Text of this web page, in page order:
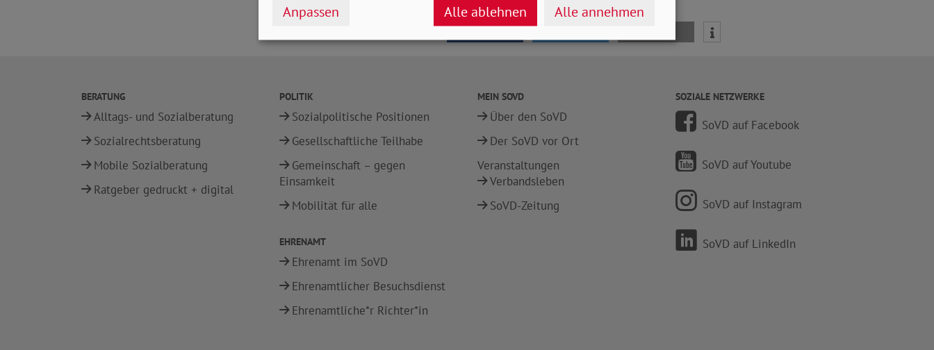
BERATUNG
Alltags- und Sozialberatung
Sozialrechtsberatung
Mobile Sozialberatung
Ratgeber gedruckt + digital
POLITIK
Sozialpolitische Positionen
Gesellschaftliche Teilhabe
Gemeinschaft – gegen
Einsamkeit
Mobilität für alle
EHRENAMT
Ehrenamt im SoVD
Ehrenamtlicher Besuchsdienst
Ehrenamtliche*r Richter*in
MEIN SOVD
Über den SoVD
Der SoVD vor Ort
Veranstaltungen
Verbandsleben
SoVD-Zeitung
SOZIALE NETZWERKE
SoVD auf Facebook
SoVD auf Youtube
SoVD auf Instagram
SoVD auf LinkedIn
Anpassen Alle ablehnen Alle annehmen